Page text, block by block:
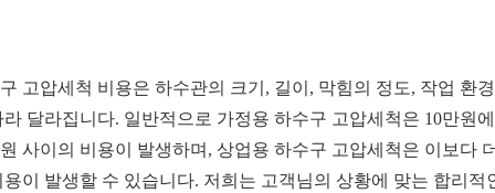
고압세척 비용은 하수관의 크기, 길이, 막힘의 정도, 작업 환
라 달라집니다. 일반적으로 가정용 하수구 고압세척은 10만원
사이의 비용이 발생하며, 상업용 하수구 고압세척은 이보다
용이 발생할 수 있습니다. 저희는 고객님의 상황에 맞는 합리적